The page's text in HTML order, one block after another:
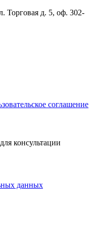
Торговая д. 5, оф. 302-
соглашение
консультации
данных